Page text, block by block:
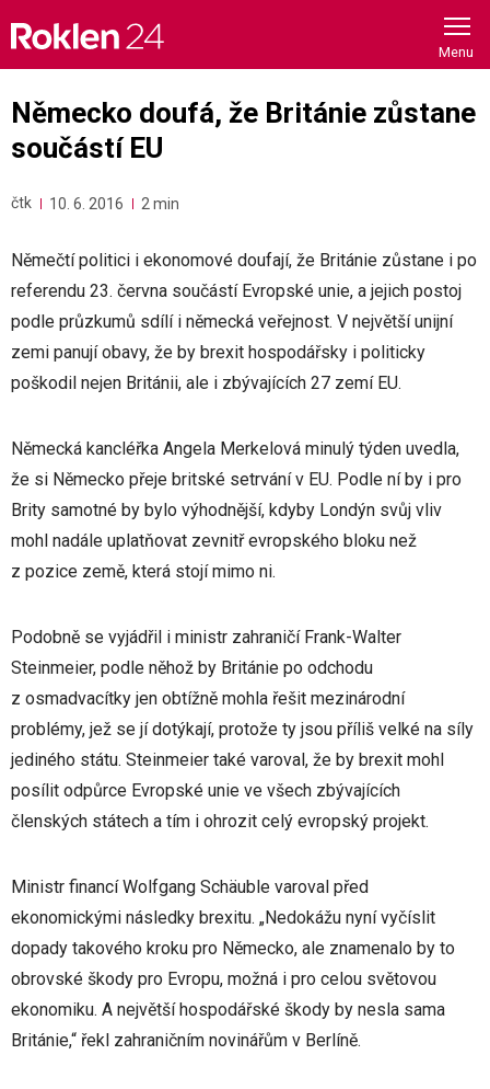
content
Německo doufá, že Británie zůstane
součástí EU
čtk 10. 6. 2016 2 min
Němečtí politici i ekonomové doufají, že Británie zůstane i po
referendu 23. června součástí Evropské unie, a jejich postoj
podle průzkumů sdílí i německá veřejnost. V největší unijní
zemi panují obavy, že by brexit hospodářsky i politicky
poškodil nejen Británii, ale i zbývajících 27 zemí EU.
Německá kancléřka Angela Merkelová minulý týden uvedla,
že si Německo přeje britské setrvání v EU. Podle ní by i pro
Brity samotné by bylo výhodnější, kdyby Londýn svůj vliv
mohl nadále uplatňovat zevnitř evropského bloku než
z pozice země, která stojí mimo ni.
Podobně se vyjádřil i ministr zahraničí Frank-Walter
Steinmeier, podle něhož by Británie po odchodu
z osmadvacítky jen obtížně mohla řešit mezinárodní
problémy, jež se jí dotýkají, protože ty jsou příliš velké na síly
jediného státu. Steinmeier také varoval, že by brexit mohl
posílit odpůrce Evropské unie ve všech zbývajících
členských státech a tím i ohrozit celý evropský projekt.
Ministr financí Wolfgang Schäuble varoval před
ekonomickými následky brexitu. „Nedokážu nyní vyčíslit
dopady takového kroku pro Německo, ale znamenalo by to
obrovské škody pro Evropu, možná i pro celou světovou
ekonomiku. A největší hospodářské škody by nesla sama
Británie,“ řekl zahraničním novinářům v Berlíně.